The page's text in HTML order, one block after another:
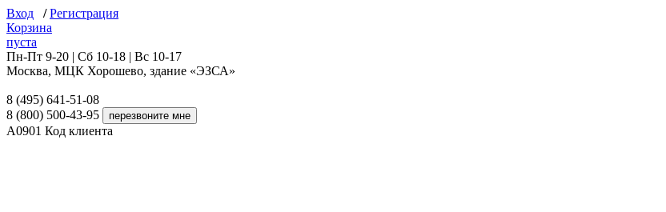
Вход / Регистрация
Корзина
пуста
Пн-Пт 9-20 | Сб 10-18 | Вс 10-17
Москва, МЦК Хорошево, здание «ЭЗСА»
8 (495) 641-51-08
8 (800) 500-43-95
A0901 Код клиента